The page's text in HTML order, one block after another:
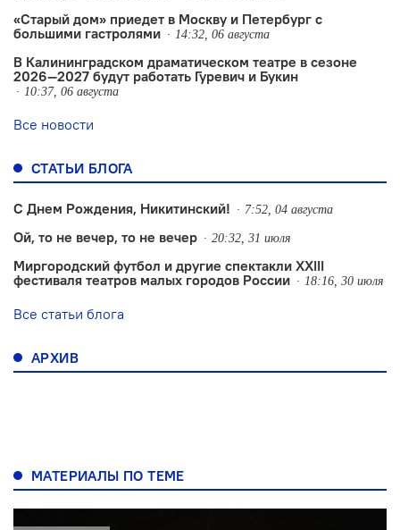
«Старый дом» приедет в Москву и Петербург с
большими гастролями
14:32, 06 августа
В Калининградском драматическом театре в сезоне
2026—2027 будут работать Гуревич и Букин
10:37, 06 августа
Все новости
СТАТЬИ БЛОГА
С Днем Рождения, Никитинский! 7:52, 04 августа
Ой, то не вечер, то не вечер 20:32, 31 июля
Миргородский футбол и другие спектакли XXIII
фестиваля театров малых городов России
18:16, 30 июля
Все статьи блога
АРХИВ
МАТЕРИАЛЫ ПО ТЕМЕ